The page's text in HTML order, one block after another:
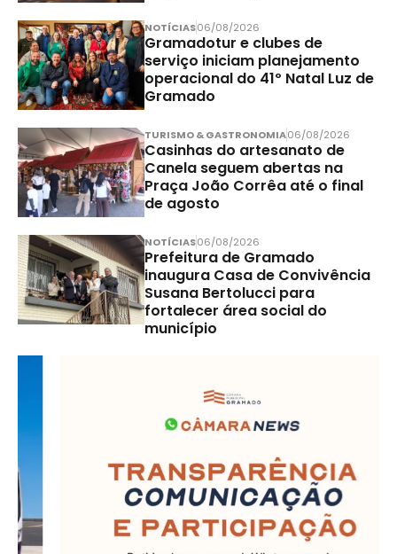
NOTÍCIAS06/08/2026
Gramadotur e clubes de
serviço iniciam planejamento
operacional do 41º Natal Luz de
Gramado
TURISMO & GASTRONOMIA06/08/2026
Casinhas do artesanato de
Canela seguem abertas na
Praça João Corrêa até o final
de agosto
NOTÍCIAS06/08/2026
Prefeitura de Gramado
inaugura Casa de Convivência
Susana Bertolucci para
fortalecer área social do
município